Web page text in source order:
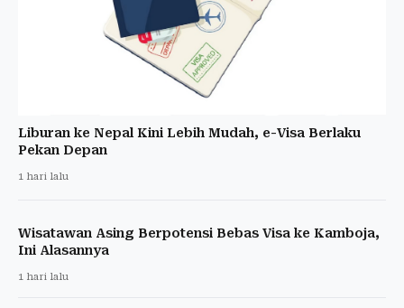
Liburan ke Nepal Kini Lebih Mudah, e-Visa Berlaku
Pekan Depan
1 hari lalu
Wisatawan Asing Berpotensi Bebas Visa ke Kamboja,
Ini Alasannya
1 hari lalu